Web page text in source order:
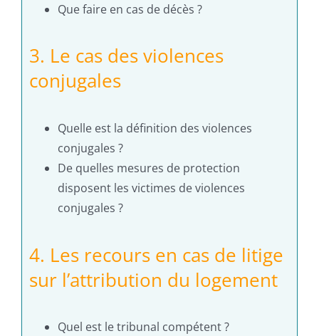
Que faire en cas de décès ?
3. Le cas des violences
conjugales
Quelle est la définition des violences
conjugales ?
De quelles mesures de protection
disposent les victimes de violences
conjugales ?
4. Les recours en cas de litige
sur l’attribution du logement
Quel est le tribunal compétent ?